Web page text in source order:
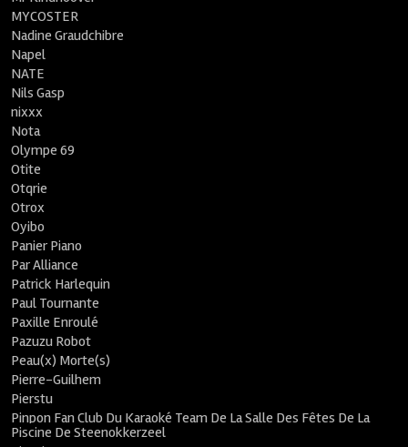
MYCOSTER
Nadine Graudchibre
Napel
NATE
Nils Gasp
nixxx
Nota
Olympe 69
Otite
Otqrie
Otrox
Oyibo
Panier Piano
Par Alliance
Patrick Harlequin
Paul Tournante
Paxille Enroulé
Pazuzu Robot
Peau(x) Morte(s)
Pierre-Guilhem
Pierstu
Pinpon Fan Club Du Karaoké Team De La Salle Des Fêtes De La
Piscine De Steenokkerzeel